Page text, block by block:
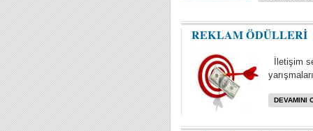
REKLAM ÖDÜLLERİ
İletişim
DEVAMINI